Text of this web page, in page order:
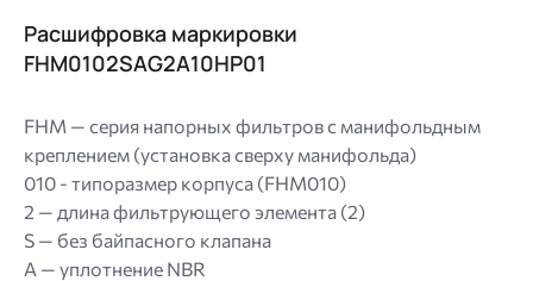
Расшифровка маркировки
FHM0102SAG2A10HP01
FHM — серия напорных фильтров с манифольдным
креплением (установка сверху манифольда)
010 - типоразмер корпуса (FHM010)
2 — длина фильтрующего элемента (2)
S — без байпасного клапана
A — уплотнение NBR